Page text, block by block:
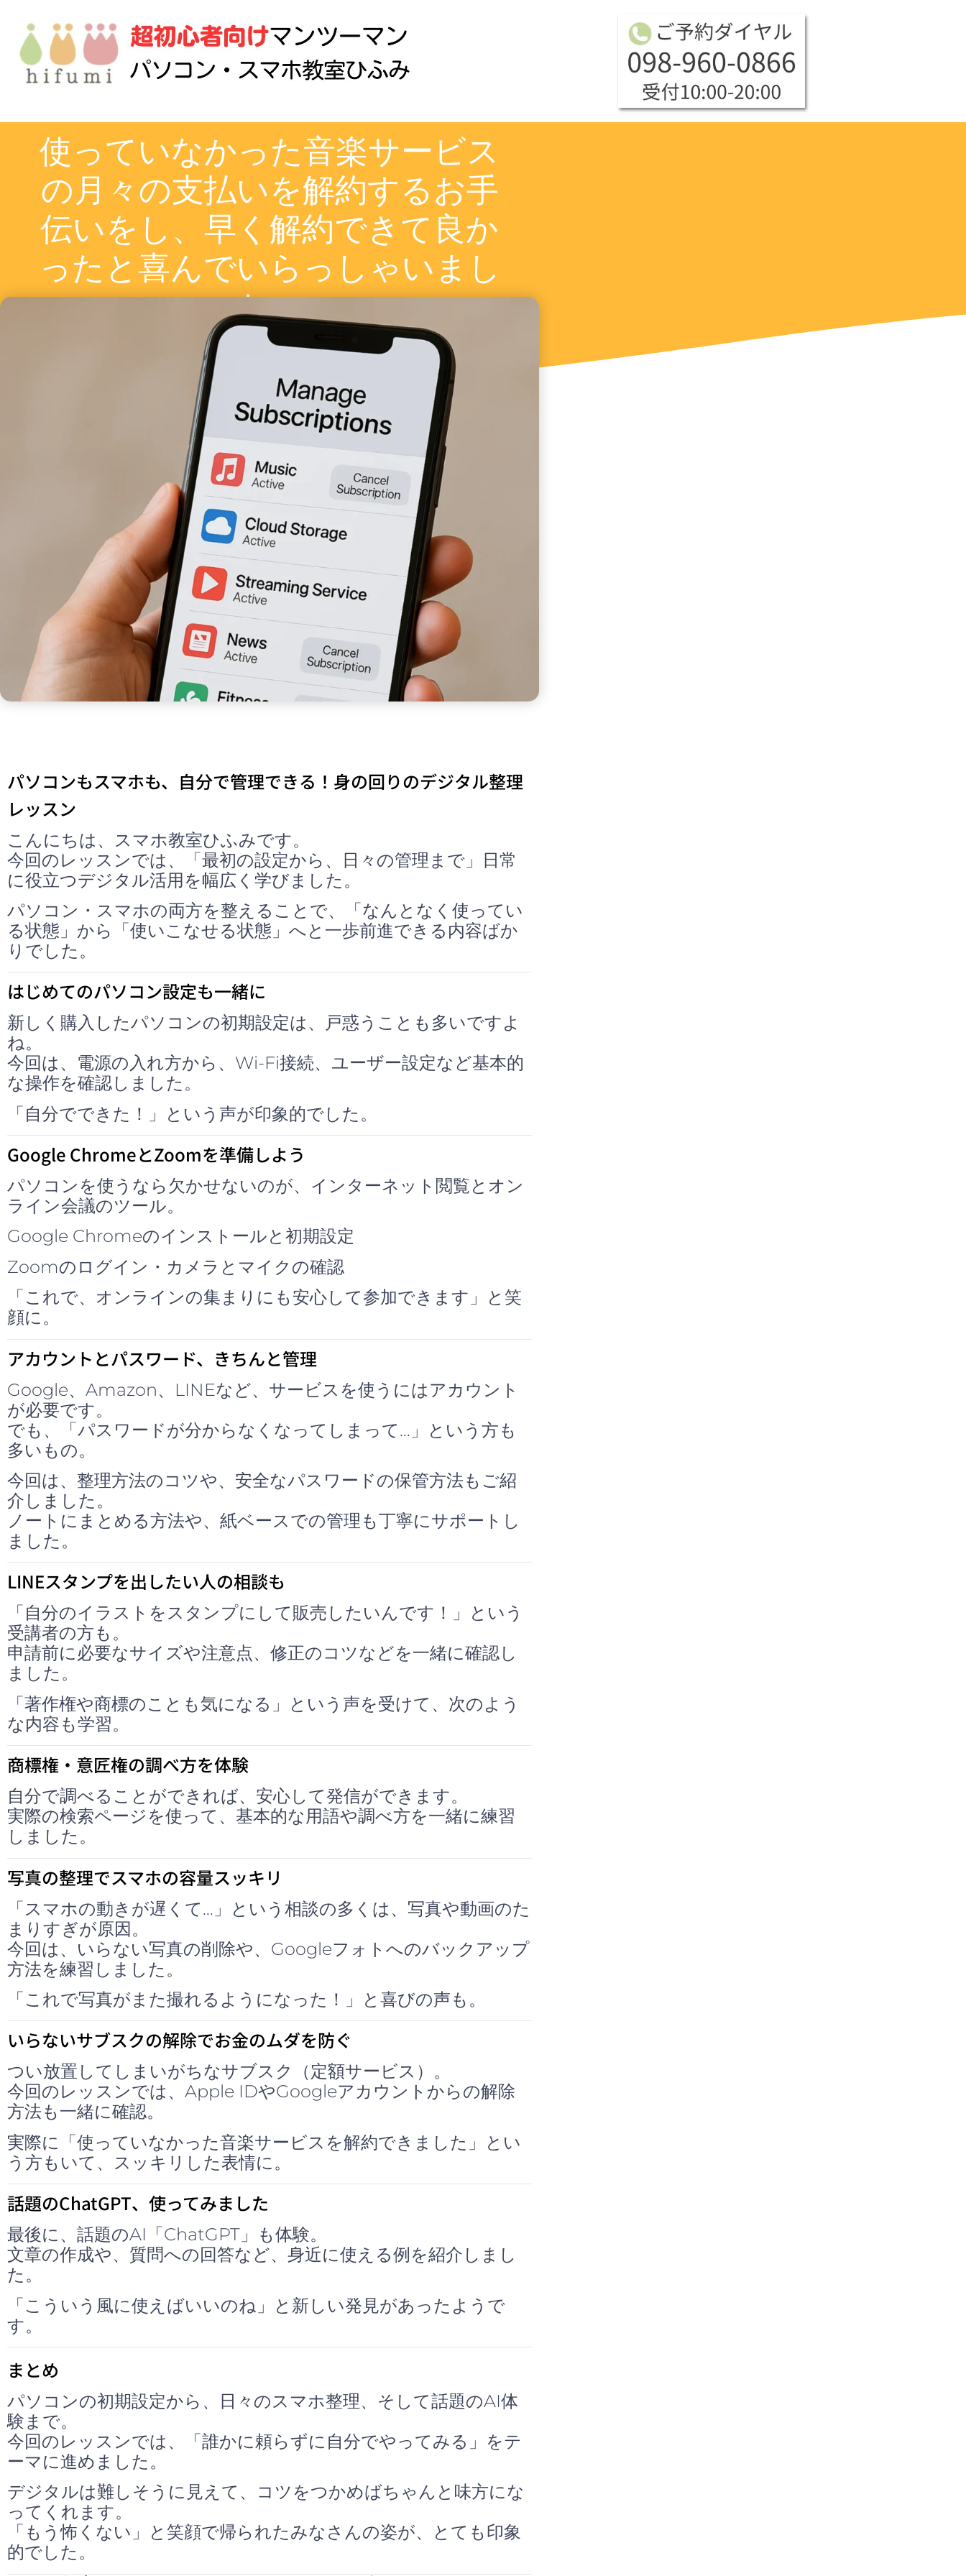
使っていなかった音楽サービス
の月々の支払いを解約するお手
伝いをし、早く解約できて良か
ったと喜んでいらっしゃいまし
た。
パソコン教室ひふみ 7月 15, 2025
パソコンもスマホも、自分で管理できる！身の回りのデジタル整理
レッスン
こんにちは、スマホ教室ひふみです。
今回のレッスンでは、「最初の設定から、日々の管理まで」日常
に役立つデジタル活用を幅広く学びました。
パソコン・スマホの両方を整えることで、「なんとなく使ってい
る状態」から「使いこなせる状態」へと一歩前進できる内容ばか
りでした。
はじめてのパソコン設定も一緒に
新しく購入したパソコンの初期設定は、戸惑うことも多いですよ
ね。
今回は、電源の入れ方から、Wi-Fi接続、ユーザー設定など基本的
な操作を確認しました。
「自分でできた！」という声が印象的でした。
Google ChromeとZoomを準備しよう
パソコンを使うなら欠かせないのが、インターネット閲覧とオン
ライン会議のツール。
Google Chromeのインストールと初期設定
Zoomのログイン・カメラとマイクの確認
「これで、オンラインの集まりにも安心して参加できます」と笑
顔に。
アカウントとパスワード、きちんと管理
Google、Amazon、LINEなど、サービスを使うにはアカウント
が必要です。
でも、「パスワードが分からなくなってしまって…」という方も
多いもの。
今回は、整理方法のコツや、安全なパスワードの保管方法もご紹
介しました。
ノートにまとめる方法や、紙ベースでの管理も丁寧にサポートし
ました。
LINEスタンプを出したい人の相談も
「自分のイラストをスタンプにして販売したいんです！」という
受講者の方も。
申請前に必要なサイズや注意点、修正のコツなどを一緒に確認し
ました。
「著作権や商標のことも気になる」という声を受けて、次のよう
な内容も学習。
商標権・意匠権の調べ方を体験
自分で調べることができれば、安心して発信ができます。
実際の検索ページを使って、基本的な用語や調べ方を一緒に練習
しました。
写真の整理でスマホの容量スッキリ
「スマホの動きが遅くて…」という相談の多くは、写真や動画のた
まりすぎが原因。
今回は、いらない写真の削除や、Googleフォトへのバックアップ
方法を練習しました。
「これで写真がまた撮れるようになった！」と喜びの声も。
いらないサブスクの解除でお金のムダを防ぐ
つい放置してしまいがちなサブスク（定額サービス）。
今回のレッスンでは、Apple IDやGoogleアカウントからの解除
方法も一緒に確認。
実際に「使っていなかった音楽サービスを解約できました」とい
う方もいて、スッキリした表情に。
話題のChatGPT、使ってみました
最後に、話題のAI「ChatGPT」も体験。
文章の作成や、質問への回答など、身近に使える例を紹介しまし
た。
「こういう風に使えばいいのね」と新しい発見があったようで
す。
まとめ
パソコンの初期設定から、日々のスマホ整理、そして話題のAI体
験まで。
今回のレッスンでは、「誰かに頼らずに自分でやってみる」をテ
ーマに進めました。
デジタルは難しそうに見えて、コツをつかめばちゃんと味方にな
ってくれます。
「もう怖くない」と笑顔で帰られたみなさんの姿が、とても印象
的でした。